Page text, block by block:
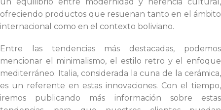
ofreciendo productos que resuenan tanto en el ámbito
internacional como en el contexto boliviano.
Entre las tendencias más destacadas, podemos
mencionar el minimalismo, el estilo retro y el enfoque
mediterráneo. Italia, considerada la cuna de la cerámica,
es un referente en estas innovaciones. Con el tiempo,
iremos publicando más información sobre estas